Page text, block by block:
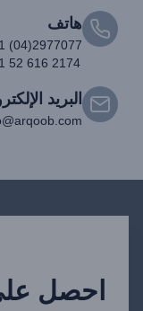
هاتف
(04)2977077
52 616 2174
البريد
احصل